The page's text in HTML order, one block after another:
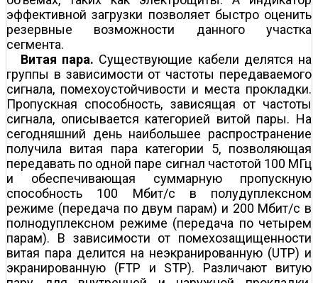
эффективной загрузки позволяет быстро оценить
резервные возможности данного участка
сегмента.
Витая пара. Существующие кабели делятся на
группы в зависимости от частоты передаваемого
сигнала, помехоустойчивости и места прокладки.
Пропускная способность, зависящая от частоты
сигнала, описывается категорией витой пары. На
сегодняшний день наибольшее распространение
получила витая пара категории 5, позволяющая
передавать по одной паре сигнал частотой 100 МГц
и обеспечивающая суммарную пропускную
способность 100 Мбит/с в полудуплексном
режиме (передача по двум парам) и 200 Мбит/с в
полнодуплексном режиме (передача по четырем
парам). В зависимости от помехозащищенности
витая пара делится на неэкранированную (UTP) и
экранированную (FTP и STP). Различают витую